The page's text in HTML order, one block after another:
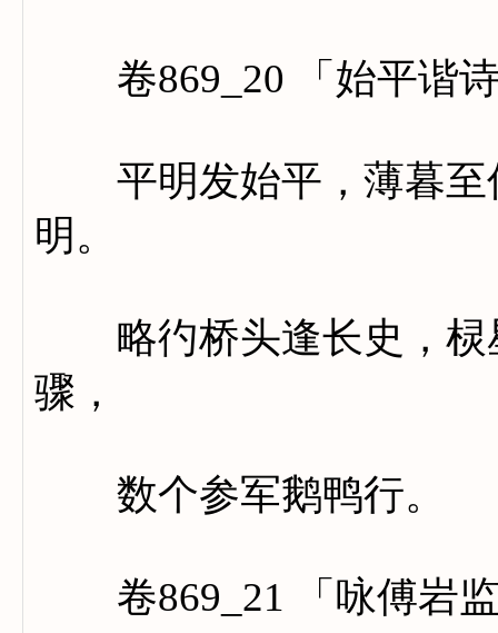
卷869_20 「始平谐
平明发始平，薄暮至
明。
略彴桥头逢长史，棂
骤，
数个参军鹅鸭行。
卷869_21 「咏傅岩监